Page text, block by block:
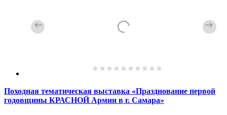
Походная тематическая выставка «Празднование первой
годовщины КРАСНОЙ Армии в г. Самара»